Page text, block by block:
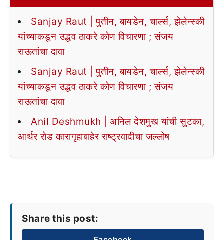
Sanjay Raut | पुतीन, बायडेन, चार्ल्स, झेलेन्स्की
यांच्याकडून उद्धव ठाकरे कोण विचारणा ; संजय
राऊतांचा दावा
Sanjay Raut | पुतीन, बायडेन, चार्ल्स, झेलेन्स्की
यांच्याकडून उद्धव ठाकरे कोण विचारणा ; संजय
राऊतांचा दावा
Anil Deshmukh | अनिल देशमुख यांची सुटका,
आर्थर रोड कारागृहाबाहेर राष्ट्रवादीचा जल्लोष
Share this post: